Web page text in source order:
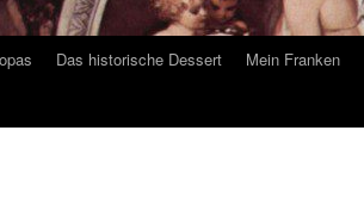
Das historische Dessert Mein Franken